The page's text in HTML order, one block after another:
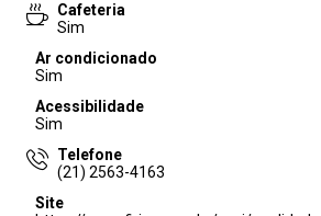
Cafeteria
Sim
Ar condicionado
Sim
Acessibilidade
Sim
Telefone
(21) 2563-4163
Site